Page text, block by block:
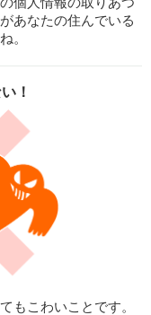
あなたの住んでいる
。
！
もこわいことです。